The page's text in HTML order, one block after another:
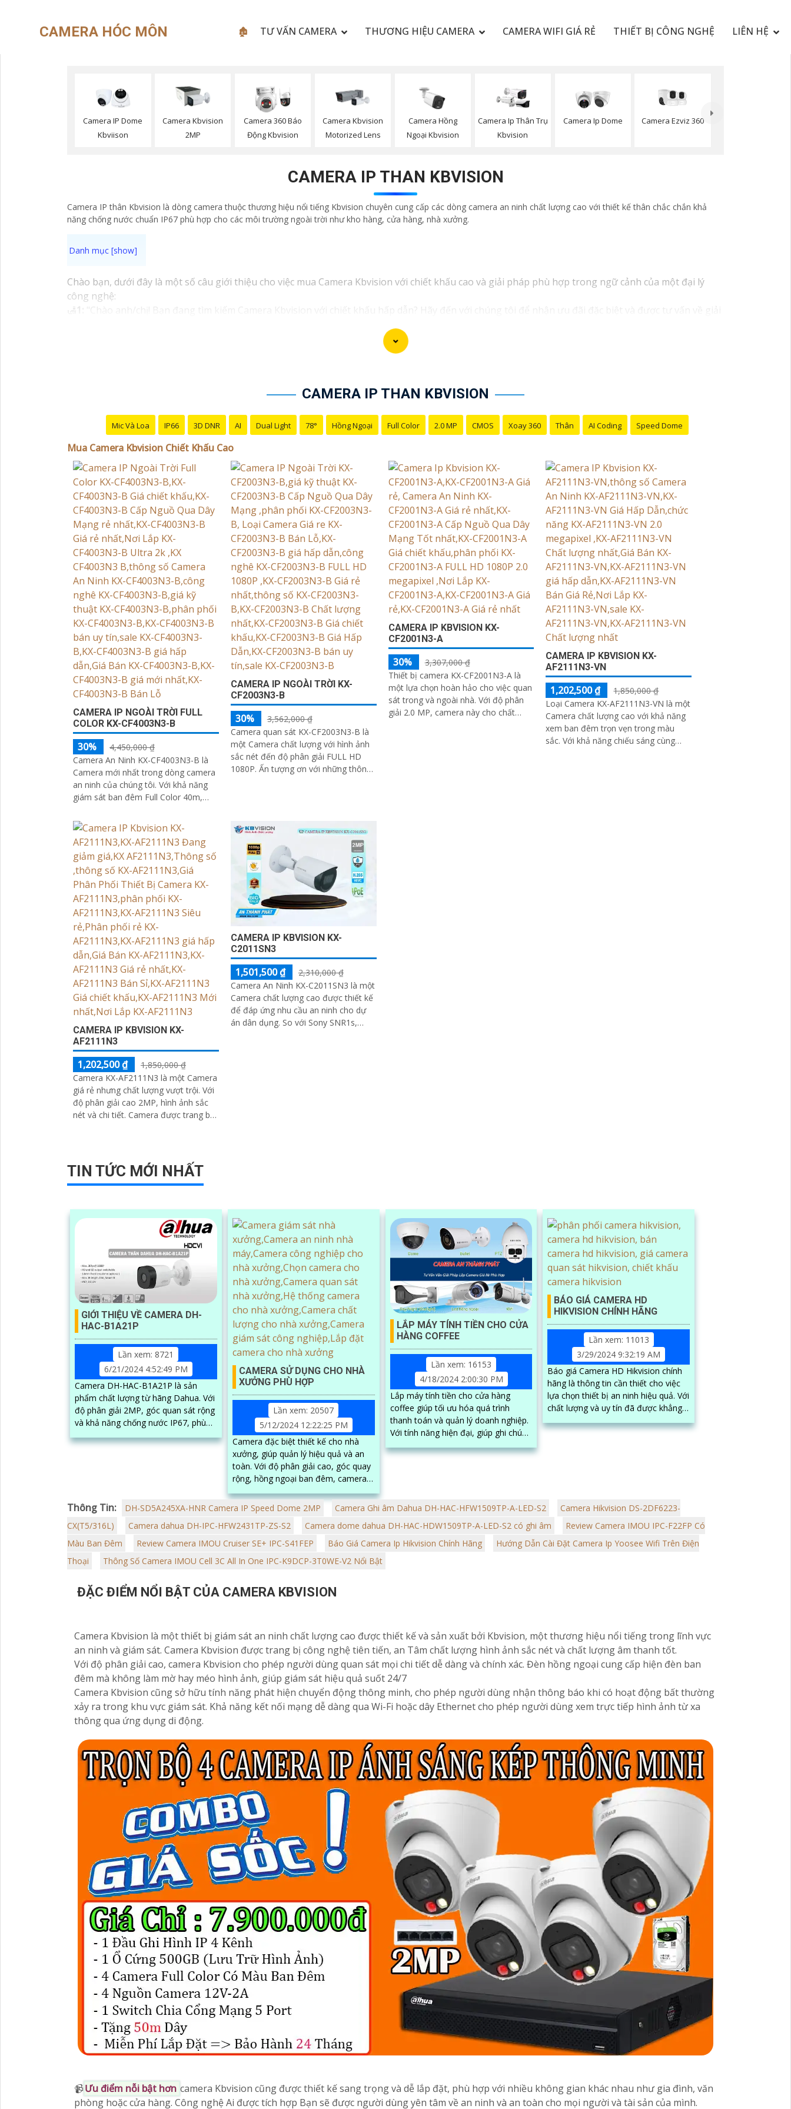
CAMERA HÓC MÔN 🏚 TƯ VẤN CAMERA THƯƠNG HIỆU CAMERA CAMERA WIFI GIÁ RẺ THIẾT BỊ CÔNG NGHỆ LIÊN HỆ
Camera IP Dome
Kbviison
Camera Kbvision
2MP
Camera 360 Báo
Động Kbvision
Camera Kbvision
Motorized Lens
Camera Hồng
Ngoại Kbvision
Camera Ip Thân Trụ
Kbvision
Camera Ip Dome Camera Ezviz 360
CAMERA IP THAN KBVISION
Camera IP thân Kbvision là dòng camera thuộc thương hiệu nổi tiếng Kbvision chuyên cung cấp các dòng camera an ninh chất lượng cao với thiết kế thân chắc chắn khả
năng chống nước chuẩn IP67 phù hợp cho các môi trường ngoài trời như kho hàng, cửa hàng, nhà xưởng.
Chào bạn, dưới đây là một số câu giới thiệu cho việc mua Camera Kbvision với chiết khấu cao và giải pháp phù hợp trong ngữ cảnh của một đại lý
công nghệ:
🛃 1: "Chào anh/chị! Bạn đang tìm kiếm Camera Kbvision với chiết khấu hấp dẫn? Hãy đến với chúng tôi để nhận ưu đãi đặc biệt và được tư vấn về giải
"Bạn muốn mua Camera Kbvision với giá ưu đãi và giải pháp phù hợp? Liên hệ ngay với chúng tôi để được hỗ trợ tốt nhất từ đội ngũ chuyên gia
Hy vọng những câu giới thiệu trên sẽ giúp bạn thành công trong việc tiếp cận khách hàng và tăng cơ hội bán hàng của bạn. Nếu có bất kỳ yêu cầu
CAMERA IP THAN KBVISION
Mic Và Loa IP66 3D DNR AI Dual Light 78° Hồng Ngoại Full Color 2.0 MP CMOS Xoay 360 Thân AI Coding Speed Dome
Mua Camera Kbvision Chiết Khấu Cao
CAMERA IP NGOÀI TRỜI FULL
COLOR KX-CF4003N3-B
30%
4,450,000 ₫
Camera An Ninh KX-CF4003N3-B là
Camera mới nhất trong dòng camera
an ninh của chúng tôi. Với khả năng
giám sát ban đêm Full Color 40m,
rõ ràng và sáng đẹp ngay cả trong
điều kiện thiếu ánh sáng
CAMERA IP NGOÀI TRỜI KX-
CF2003N3-B
30%
3,562,000 ₫
Camera quan sát KX-CF2003N3-B là
một Camera chất lượng với hình ảnh
sắc nét đến độ phân giải FULL HD
1080P. Ấn tượng ơn với những thông
CAMERA IP KBVISION KX-
CF2001N3-A
30%
3,307,000 ₫
Thiết bị camera KX-CF2001N3-A là
một lựa chọn hoàn hảo cho việc quan
sát trong và ngoài nhà. Với độ phân
giải 2.0 MP, camera này cho chất
CAMERA IP KBVISION KX-
AF2111N3-VN
1,202,500 ₫
1,850,000 ₫
Loại Camera KX-AF2111N3-VN là một
Camera chất lượng cao với khả năng
xem ban đêm trọn vẹn trong màu
sắc. Với khả năng chiếu sáng cùng
CAMERA IP KBVISION KX-
AF2111N3
1,202,500 ₫
1,850,000 ₫
Camera KX-AF2111N3 là một Camera
giá rẻ nhưng chất lượng vượt trội. Với
độ phân giải cao 2MP, hình ảnh sắc
nét và chi tiết. Camera được trang bị
CAMERA IP KBVISION KX-
C2011SN3
1,501,500 ₫
2,310,000 ₫
Camera An Ninh KX-C2011SN3 là một
Camera chất lượng cao được thiết kế
để đáp ứng nhu cầu an ninh cho dự
án dân dụng. So với Sony SNR1s,
TIN TỨC MỚI NHẤT
GIỚI THIỆU VỀ CAMERA DH-
HAC-B1A21P
Lần xem: 8721
6/21/2024 4:52:49 PM
Camera DH-HAC-B1A21P là sản
phẩm chất lượng từ hãng Dahua. Với
độ phân giải 2MP, góc quan sát rộng
và khả năng chống nước IP67, phù
hợp cho sử dụng ngoài trời
CAMERA SỬ DỤNG CHO NHÀ
XƯỞNG PHÙ HỢP
Lần xem: 20507
5/12/2024 12:22:25 PM
Camera đặc biệt thiết kế cho nhà
xưởng, giúp quản lý hiệu quả và an
toàn. Với độ phân giải cao, góc quay
rộng, hồng ngoại ban đêm, camera
đảm bảo ghi lại mọi hoạt động trong
xưởng
LẮP MÁY TÍNH TIỀN CHO CỬA
HÀNG COFFEE
Lần xem: 16153
4/18/2024 2:00:30 PM
Lắp máy tính tiền cho cửa hàng
coffee giúp tối ưu hóa quá trình
thanh toán và quản lý doanh nghiệp.
Với tính năng hiện đại, giúp ghi chú
hàng và thu chi một cách dễ dàng
BÁO GIÁ CAMERA HD
HIKVISION CHÍNH HÃNG
Lần xem: 11013
3/29/2024 9:32:19 AM
Báo giá Camera HD Hikvision chính
hãng là thông tin cần thiết cho việc
lựa chọn thiết bị an ninh hiệu quả. Với
chất lượng và uy tín đã được khẳng
định trên thị trường, Camera HD
Hikvision mang đến cho người sử
Thông Tin: DH-SD5A245XA-HNR Camera IP Speed Dome 2MP Camera Ghi âm Dahua DH-HAC-HFW1509TP-A-LED-S2
Camera Hikvision DS-2DF6223-
CX(T5/316L)
Camera dahua DH-IPC-HFW2431TP-ZS-S2 Camera dome dahua DH-HAC-HDW1509TP-A-LED-S2 có ghi âm
Review Camera IMOU IPC-F22FP Có
Màu Ban Đêm
Review Camera IMOU Cruiser SE+ IPC-S41FEP Báo Giá Camera Ip Hikvision Chính Hãng
Hướng Dẫn Cài Đặt Camera Ip Yoosee Wifi Trên Điện
Thoại
Thông Số Camera IMOU Cell 3C All In One IPC-K9DCP-3T0WE-V2 Nổi Bật
ĐẶC ĐIỂM NỔI BẬT CỦA CAMERA KBVISION
Camera Kbvision là một thiết bị giám sát an ninh chất lượng cao được thiết kế và sản xuất bởi Kbvision, một thương hiệu nổi tiếng trong lĩnh vực
an ninh và giám sát. Camera Kbvision được trang bị công nghệ tiên tiến, an Tâm chất lượng hình ảnh sắc nét và chất lượng âm thanh tốt.
Với độ phân giải cao, camera Kbvision cho phép người dùng quan sát mọi chi tiết dễ dàng và chính xác. Đèn hồng ngoại cung cấp hiện đèn ban
đêm mà không làm mờ hay méo hình ảnh, giúp giám sát hiệu quả suốt 24/7
Camera Kbvision cũng sở hữu tính năng phát hiện chuyển động thông minh, cho phép người dùng nhận thông báo khi có hoạt động bất thường
xảy ra trong khu vực giám sát. Khả năng kết nối mạng dễ dàng qua Wi-Fi hoặc dây Ethernet cho phép người dùng xem trực tiếp hình ảnh từ xa
thông qua ứng dụng di động.
📹Ưu điểm nỗi bật hơn camera Kbvision cũng được thiết kế sang trọng và dễ lắp đặt, phù hợp với nhiều không gian khác nhau như gia đình, văn
phòng hoặc cửa hàng. Công nghệ Ai được tích hợp Bạn sẽ được người dùng yên tâm về an ninh và an toàn cho mọi người và tài sản của mình.